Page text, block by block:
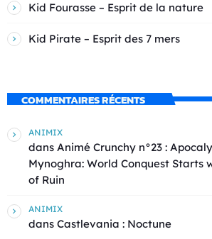
Kid Fourasse – Esprit de la nature
Kid Pirate – Esprit des 7 mers
COMMENTAIRES RÉCENTS
ANIMIX
dans Animé Crunchy n°23 :
Mynoghra: World Conquest Starts
of Ruin
ANIMIX
dans Castlevania : Noctune